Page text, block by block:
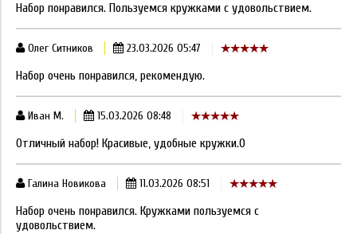
Набор понравился. Пользуемся кружками с удовольствием.
Олег Ситников 23.03.2026 05:47
Набор очень понравился, рекомендую.
Иван М. 15.03.2026 08:48
Отличный набор! Красивые, удобные кружки.0
Галина Новикова 11.03.2026 08:51
Набор очень понравился. Кружками пользуемся с
удовольствием.